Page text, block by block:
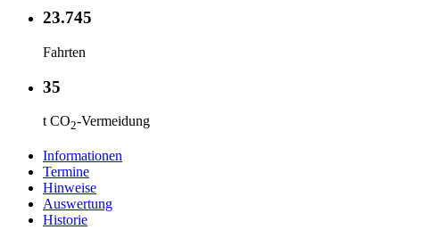
23.745
Fahrten
35
t CO2-Vermeidung
Informationen
Termine
Hinweise
Auswertung
Historie